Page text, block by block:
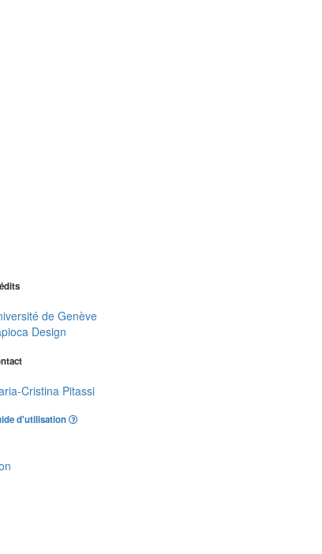
de Genève
Design
Cristina Pitassi
d'utilisation